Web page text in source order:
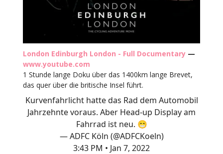
London Edinburgh London - Full Documentary —
www.youtube.com
1 Stunde lange Doku über das 1400km lange Brevet,
das quer über die britische Insel führt.
Kurvenfahrlicht hatte das Rad dem Automobil
Jahrzehnte voraus. Aber Head-up Display am
Fahrrad ist neu. 😁
— ADFC Köln (@ADFCKoeln)
3:43 PM • Jan 7, 2022